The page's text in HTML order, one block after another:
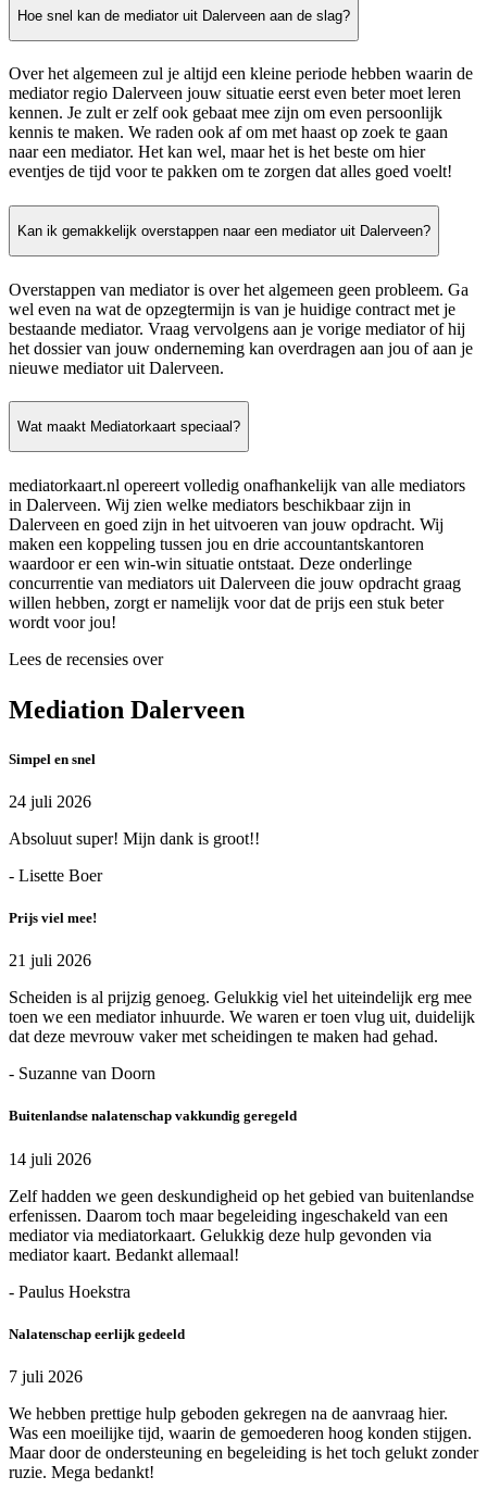
Hoe snel kan de mediator uit Dalerveen aan de slag?
Over het algemeen zul je altijd een kleine periode hebben waarin de
mediator regio Dalerveen jouw situatie eerst even beter moet leren
kennen. Je zult er zelf ook gebaat mee zijn om even persoonlijk
kennis te maken. We raden ook af om met haast op zoek te gaan
naar een mediator. Het kan wel, maar het is het beste om hier
eventjes de tijd voor te pakken om te zorgen dat alles goed voelt!
Kan ik gemakkelijk overstappen naar een mediator uit Dalerveen?
Overstappen van mediator is over het algemeen geen probleem. Ga
wel even na wat de opzegtermijn is van je huidige contract met je
bestaande mediator. Vraag vervolgens aan je vorige mediator of hij
het dossier van jouw onderneming kan overdragen aan jou of aan je
nieuwe mediator uit Dalerveen.
Wat maakt Mediatorkaart speciaal?
mediatorkaart.nl opereert volledig onafhankelijk van alle mediators
in Dalerveen. Wij zien welke mediators beschikbaar zijn in
Dalerveen en goed zijn in het uitvoeren van jouw opdracht. Wij
maken een koppeling tussen jou en drie accountantskantoren
waardoor er een win-win situatie ontstaat. Deze onderlinge
concurrentie van mediators uit Dalerveen die jouw opdracht graag
willen hebben, zorgt er namelijk voor dat de prijs een stuk beter
wordt voor jou!
Lees de recensies over
Mediation Dalerveen
Simpel en snel
24 juli 2026
Absoluut super! Mijn dank is groot!!
- Lisette Boer
Prijs viel mee!
21 juli 2026
Scheiden is al prijzig genoeg. Gelukkig viel het uiteindelijk erg mee
toen we een mediator inhuurde. We waren er toen vlug uit, duidelijk
dat deze mevrouw vaker met scheidingen te maken had gehad.
- Suzanne van Doorn
Buitenlandse nalatenschap vakkundig geregeld
14 juli 2026
Zelf hadden we geen deskundigheid op het gebied van buitenlandse
erfenissen. Daarom toch maar begeleiding ingeschakeld van een
mediator via mediatorkaart. Gelukkig deze hulp gevonden via
mediator kaart. Bedankt allemaal!
- Paulus Hoekstra
Nalatenschap eerlijk gedeeld
7 juli 2026
We hebben prettige hulp geboden gekregen na de aanvraag hier.
Was een moeilijke tijd, waarin de gemoederen hoog konden stijgen.
Maar door de ondersteuning en begeleiding is het toch gelukt zonder
ruzie. Mega bedankt!